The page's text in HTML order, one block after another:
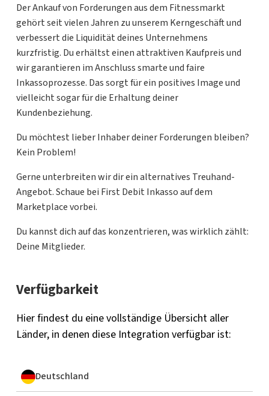
Der Ankauf von Forderungen aus dem Fitnessmarkt
gehört seit vielen Jahren zu unserem Kerngeschäft und
verbessert die Liquidität deines Unternehmens
kurzfristig. Du erhältst einen attraktiven Kaufpreis und
wir garantieren im Anschluss smarte und faire
Inkassoprozesse. Das sorgt für ein positives Image und
vielleicht sogar für die Erhaltung deiner
Kundenbeziehung.
Du möchtest lieber Inhaber deiner Forderungen bleiben?
Kein Problem!
Gerne unterbreiten wir dir ein alternatives Treuhand-
Angebot. Schaue bei First Debit Inkasso auf dem
Marketplace vorbei.
Du kannst dich auf das konzentrieren, was wirklich zählt:
Deine Mitglieder.
Verfügbarkeit
Hier findest du eine vollständige Übersicht aller
Länder, in denen diese Integration verfügbar ist:
Deutschland